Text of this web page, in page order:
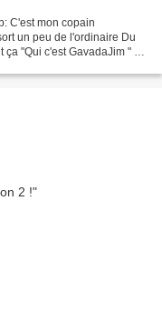
C'est mon copain
un peu de l'ordinaire Du
"Qui c'est GavadaJim " ??